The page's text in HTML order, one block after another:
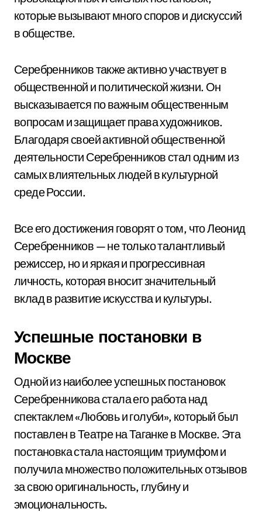
которые вызывают много споров и дискуссий
в обществе.
Серебренников также активно участвует в
общественной и политической жизни. Он
высказывается по важным общественным
вопросам и защищает права художников.
Благодаря своей активной общественной
деятельности Серебренников стал одним из
самых влиятельных людей в культурной
среде России.
Все его достижения говорят о том, что Леонид
Серебренников — не только талантливый
режиссер, но и яркая и прогрессивная
личность, которая вносит значительный
вклад в развитие искусства и культуры.
Успешные постановки в
Москве
Одной из наиболее успешных постановок
Серебренникова стала его работа над
спектаклем «Любовь и голуби», который был
поставлен в Театре на Таганке в Москве. Эта
постановка стала настоящим триумфом и
получила множество положительных отзывов
за свою оригинальность, глубину и
эмоциональность.